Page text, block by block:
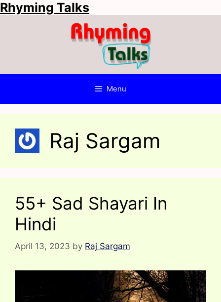
Skip
to
Rhyming Talks
Menu
Raj Sargam
55+ Sad Shayari In
Hindi
April 13, 2023 by Raj Sargam